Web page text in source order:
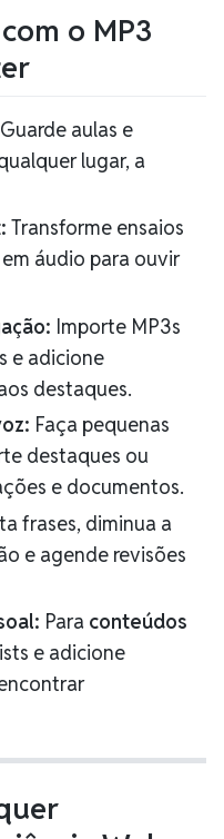
o MP3
Guarde aulas e
lugar, a
Transforme ensaios
áudio para ouvir
Importe MP3s
e adicione
destaques.
Faça pequenas
destaques ou
e documentos.
frases, diminua a
e agende revisões
Para conteúdos
e adicione